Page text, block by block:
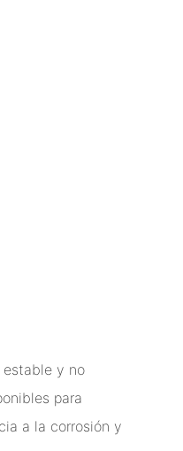
estable y no
para
a la corrosión y